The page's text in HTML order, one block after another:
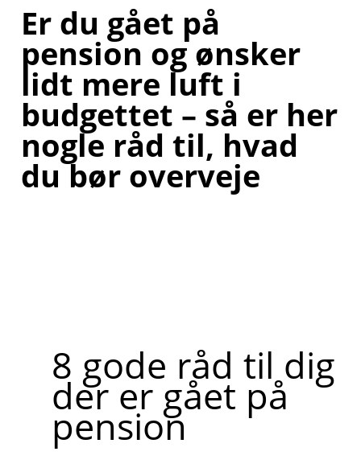
Er du gået på
pension og ønsker
lidt mere luft i
budgettet – så er her
nogle råd til, hvad
du bør overveje
8 gode råd til dig
der er gået på
pension